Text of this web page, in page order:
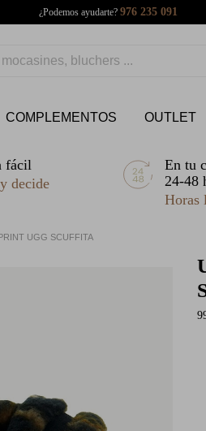
¿Podemos ayudarte? 976 235 091
COMPLEMENTOS OUTLET
fácil
decide
En tu
24-48
Horas
UGG SCUFFITA